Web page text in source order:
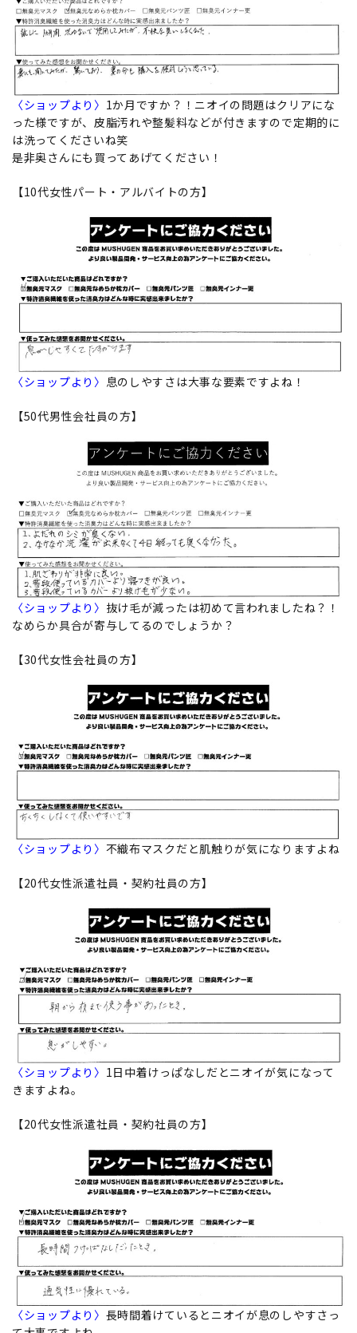
〈ショップより〉 1か月ですか？！ニオイの問題はクリアにな
った様ですが、皮脂汚れや整髪料などが付きますので定期的に
は洗ってくださいね笑
是非奥さんにも買ってあげてください！
【10代女性パート・アルバイトの方】
〈ショップより〉 息のしやすさは大事な要素ですよね！
【50代男性会社員の方】
〈ショップより〉 抜け毛が減ったは初めて言われましたね？！
なめらか具合が寄与してるのでしょうか？
【30代女性会社員の方】
〈ショップより〉 不織布マスクだと肌触りが気になりますよね
【20代女性派遣社員・契約社員の方】
〈ショップより〉 1日中着けっぱなしだとニオイが気になって
きますよね。
【20代女性派遣社員・契約社員の方】
〈ショップより〉 長時間着けているとニオイが息のしやすさっ